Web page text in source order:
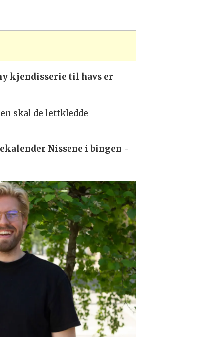
kjendisserie til havs er
skal de lettkledde
Nissene i bingen -